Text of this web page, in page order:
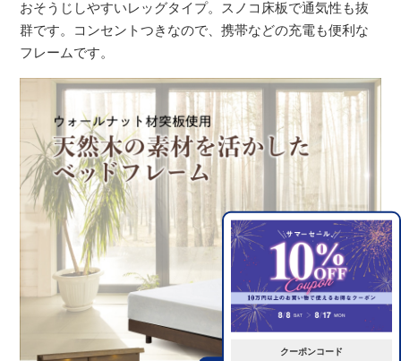
クーポンコード
おそうじしやすいレッグタイプ。スノコ床板で通気性も抜
群です。コンセントつきなので、携帯などの充電も便利な
フレームです。